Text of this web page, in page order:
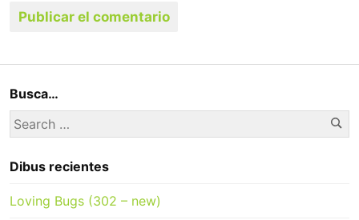
Busca…
Search
for:
Dibus recientes
Loving Bugs (302 – new)